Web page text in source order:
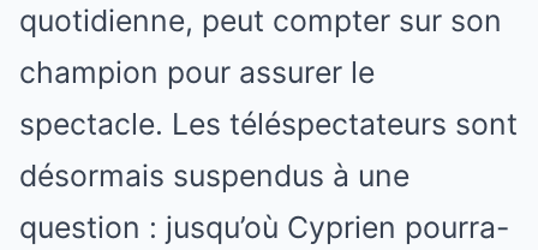
quotidienne, peut compter sur son
champion pour assurer le
spectacle. Les téléspectateurs sont
désormais suspendus à une
question : jusqu’où Cyprien pourra-